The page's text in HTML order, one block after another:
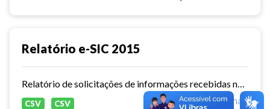
Relatório e-SIC 2015
Ver mais
CSV CSV